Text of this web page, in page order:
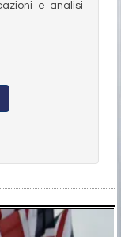
e analisi